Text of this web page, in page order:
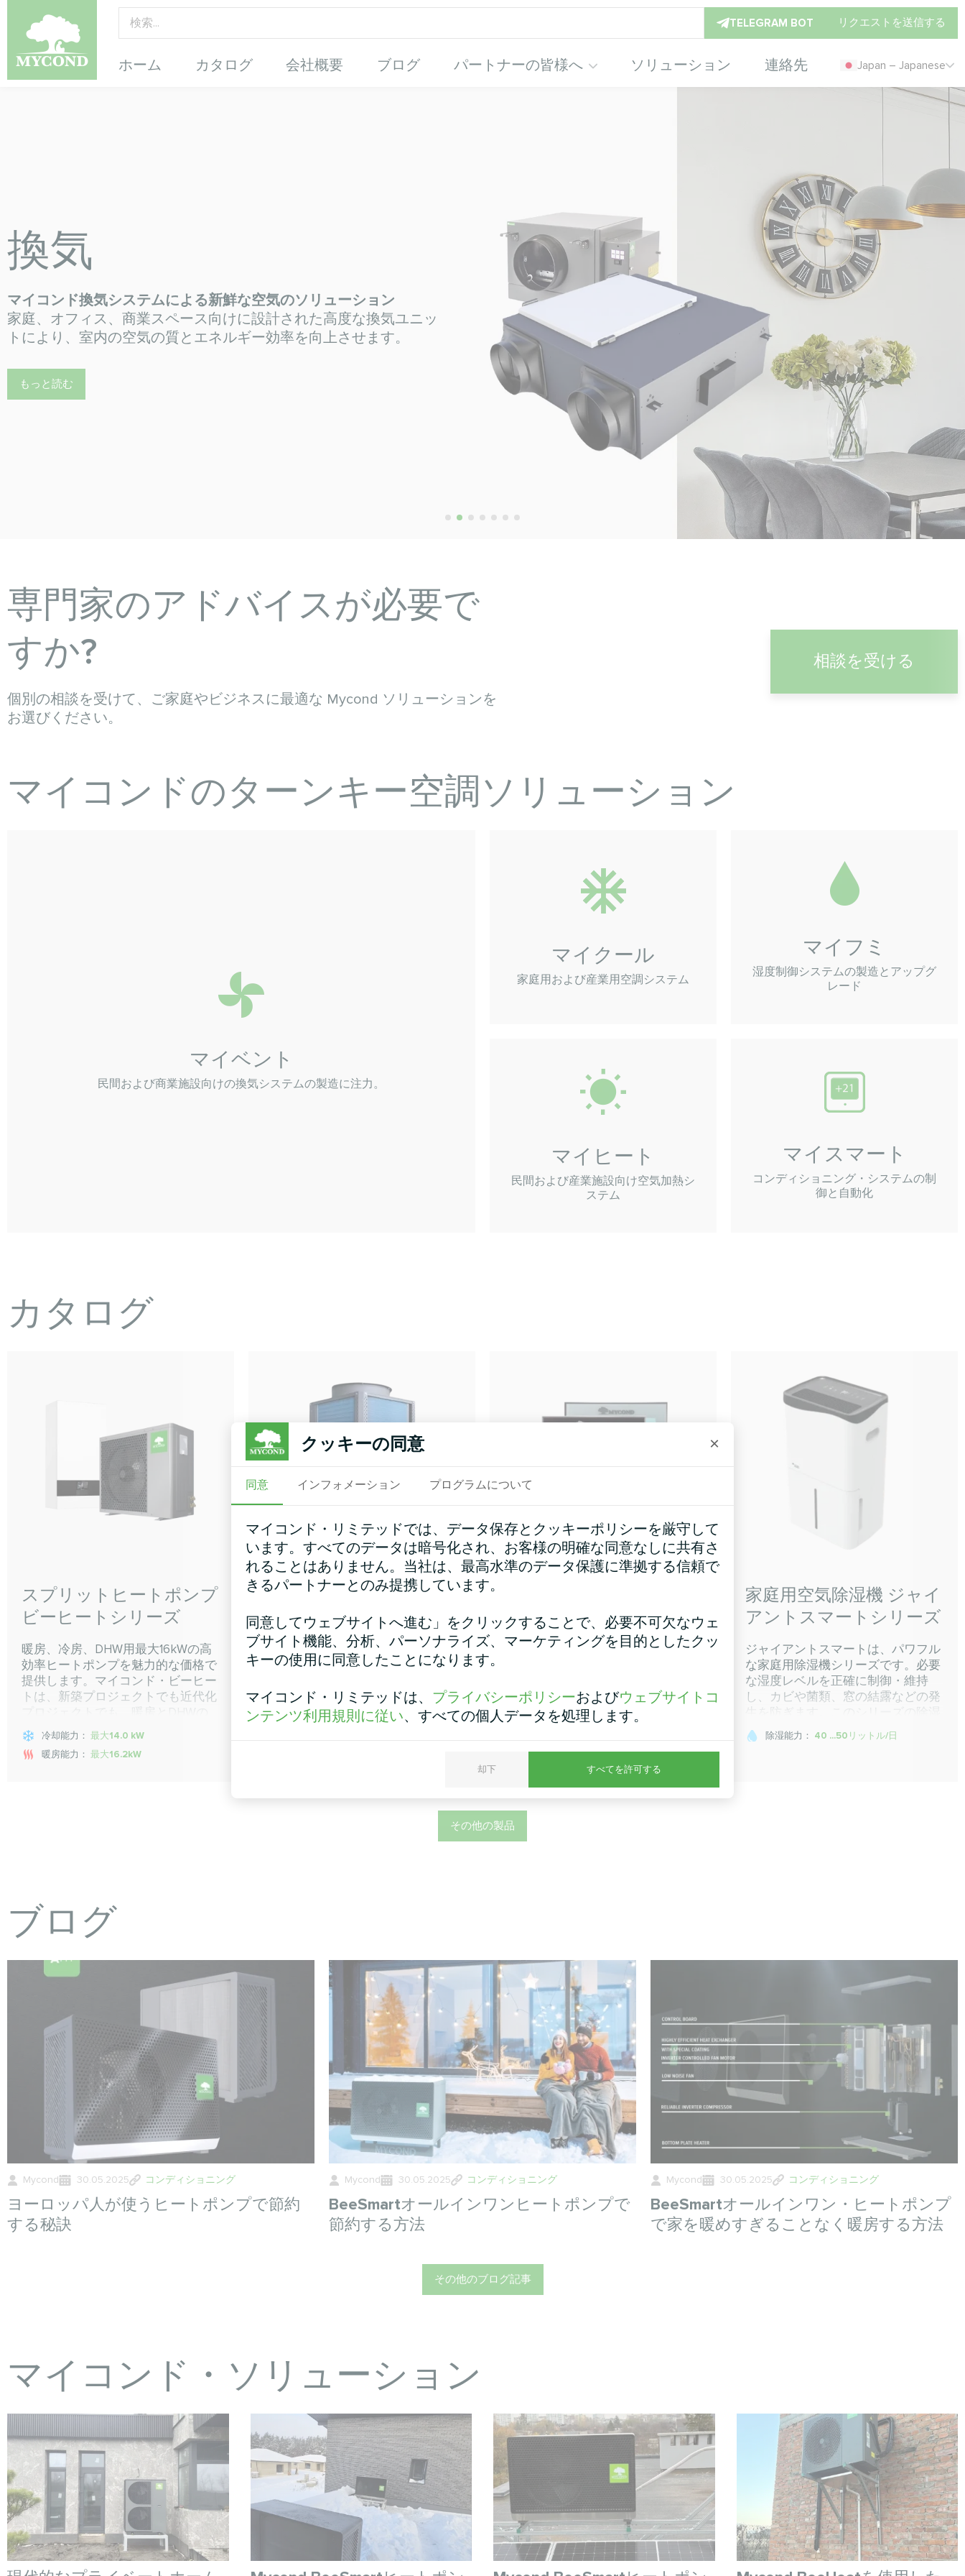
TELEGRAM BOT リクエストを送信する
ホーム カタログ 会社概要 ブログ パートナーの皆様へ ソリューション 連絡先 Japan – Japanese
ニッ
ファンコイルユニ
ト
Mycondファンコイルユニットで効率的な空調制御を。
静かな運転音、モダンなインテリア、あらゆる環境で信頼
性能を発揮するよう設計されたエネルギー効率の高いファ
で、パワフルな冷暖房を実現します。
もっと読む
専門家のアドバイスが必要で
すか?
個別の相談を受けて、ご家庭やビジネスに最適な Mycond ソリューションを
お選びください。
相談を受ける
マイコンドのターンキー空調ソリューション
マイベント
民間および商業施設向けの換気システムの製造に注力。
マイクール
家庭用および産業用空調システム
マイフミ
湿度制御システムの製造とアップグ
レード
マイヒート
民間および産業施設向け空気加熱シ
ステム
マイスマート
コンディショニング・システムの制
御と自動化
カタログ
スプリットヒートポンプ
ビーヒートシリーズ
暖房、冷房、DHW用最大16kWの高
効率ヒートポンプを魅力的な価格で
提供します。マイコンド・ビーヒー
トは、新築プロジェクトでも近代化
コスト削減を可能にする有益な投資
となります。リバーシブル運転モー
ドにより、このヒートポンプは夏で
冷却能力： 最大14.0 kW
暖房能力： 最大16.2kW
プロパンシリーズ MCU-
YHP
新しいマイコンド・ヒートポンプ・
モデルは、高い技術性能と効率性を
作動する。マイナス25度でも効率的
な暖房を提供し、最高温度は＋75度
ット Mycond TRF-B2 ホ
ワイト/ブラック
は、バックライト付き大型スクリー
ンと大きなフォント、スマートバッ
クライト付きタッチボタンを備えた
している。このサーモスタットは、
操作が簡単で、独自の気候を作り出
家庭用空気除湿機 ジャイ
アントスマートシリーズ
ジャイアントスマートは、パワフル
な家庭用除湿機シリーズです。必要
な湿度レベルを正確に制御・維持
し、カビや菌類、窓の結露などの発
生を防ぎます。このシリーズの除湿
機は、広い部屋、個人住宅、店舗、
オフィス、その他の広い居住空間、
除湿能力： 40 ...50リットル/日
その他の製品
ブログ
Mycond 30.05.2025 コンディショニング
ヨーロッパ人が使うヒートポンプで節約
する秘訣
Mycond 30.05.2025 コンディショニング
BeeSmartオールインワンヒートポンプで
節約する方法
Mycond 30.05.2025 コンディショニング
BeeSmartオールインワン・ヒートポンプ
で家を暖めすぎることなく暖房する方法
その他のブログ記事
マイコンド・ソリューション
クッキーの同意 ×
同意 インフォメーション プログラムについて
マイコンド・リミテッドでは、データ保存とクッキーポリシーを厳守して
います。すべてのデータは暗号化され、お客様の明確な同意なしに共有さ
れることはありません。当社は、最高水準のデータ保護に準拠する信頼で
きるパートナーとのみ提携しています。
同意してウェブサイトへ進む」をクリックすることで、必要不可欠なウェ
ブサイト機能、分析、パーソナライズ、マーケティングを目的としたクッ
キーの使用に同意したことになります。
マイコンド・リミテッドは、 プライバシーポリシーおよびウェブサイトコ
ンテンツ利用規則に従い、すべての個人データを処理します。
却下 すべてを許可する